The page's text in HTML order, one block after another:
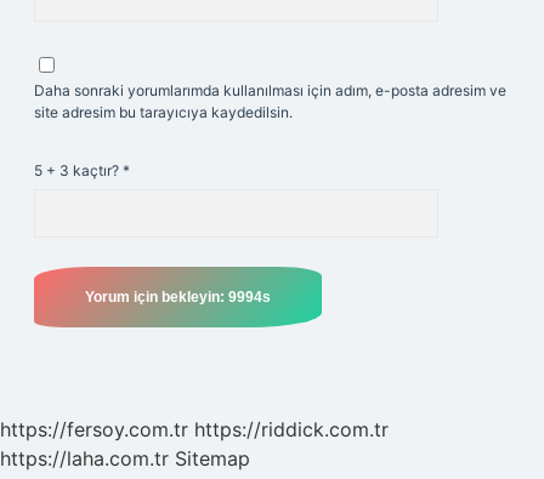
Daha sonraki yorumlarımda kullanılması için adım, e-posta adresim ve
site adresim bu tarayıcıya kaydedilsin.
5 + 3 kaçtır? *
https://fersoy.com.tr https://riddick.com.tr
https://laha.com.tr Sitemap